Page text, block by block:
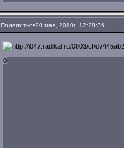
Поделиться20 мая, 2010г. 12:28:36
0